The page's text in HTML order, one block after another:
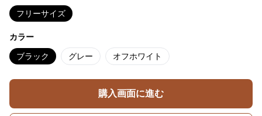
フリーサイズ
カラー
ブラック グレー オフホワイト
購入画面に進む